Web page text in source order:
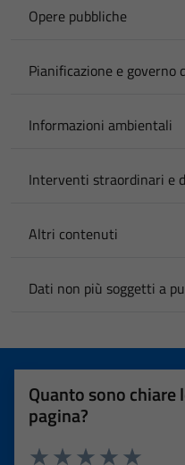
Opere pubbliche
Pianificazione e
Informazioni ambientali
Interventi straordinari e
Altri contenuti
Dati non più soggetti a
Quanto sono
pagina?